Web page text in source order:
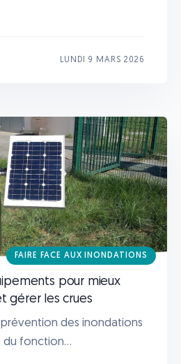
LUNDI 9 MARS 2026
FAIRE FACE AUX INONDATIONS
pour mieux
gérer les crues
prévention des inondations
du fonction...